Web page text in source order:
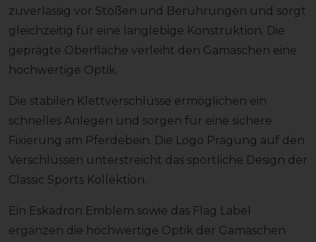
zuverlässig vor Stößen und Berührungen und sorgt
gleichzeitig für eine langlebige Konstruktion. Die
geprägte Oberfläche verleiht den Gamaschen eine
hochwertige Optik.
Die stabilen Klettverschlüsse ermöglichen ein
schnelles Anlegen und sorgen für eine sichere
Fixierung am Pferdebein. Die Logo Prägung auf den
Verschlüssen unterstreicht das sportliche Design der
Classic Sports Kollektion.
Ein Eskadron Emblem sowie das Flag Label
ergänzen die hochwertige Optik der Gamaschen